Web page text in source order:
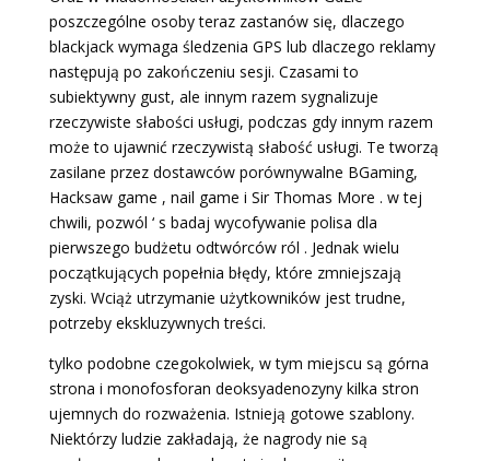
poszczególne osoby teraz zastanów się, dlaczego
blackjack wymaga śledzenia GPS lub dlaczego reklamy
następują po zakończeniu sesji. Czasami to
subiektywny gust, ale innym razem sygnalizuje
rzeczywiste słabości usługi, podczas gdy innym razem
może to ujawnić rzeczywistą słabość usługi. Te tworzą
zasilane przez dostawców porównywalne BGaming,
Hacksaw game , nail game i Sir Thomas More . w tej
chwili, pozwól ‘ s badaj wycofywanie polisa dla
pierwszego budżetu odtwórców ról . Jednak wielu
początkujących popełnia błędy, które zmniejszają
zyski. Wciąż utrzymanie użytkowników jest trudne,
potrzeby ekskluzywnych treści.
tylko podobne czegokolwiek, w tym miejscu są górna
strona i monofosforan deoksyadenozyny kilka stron
ujemnych do rozważenia. Istnieją gotowe szablony.
Niektórzy ludzie zakładają, że nagrody nie są